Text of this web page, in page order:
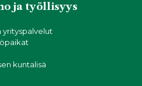
ja työllisyys
yrityspalvelut
kuntalisä